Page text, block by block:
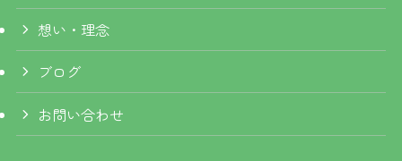
想い・理念
ブログ
お問い合わせ